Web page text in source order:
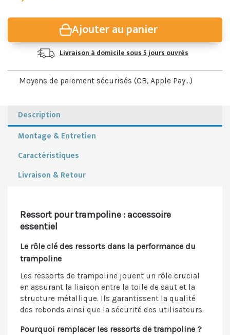
Compatibilité :
structure métallique.
À remplacer à l’unité ou en lot pour un rebond
équilibré et sécurisé.
Ajouter au panier
Livraison à domicile sous 5 jours ouvrés
Moyens de paiement sécurisés (CB, Apple Pay...)
Description
Montage & Entretien
Caractéristiques
Livraison & Retour
Ressort pour trampoline : accessoire
essentiel
Le rôle clé des ressorts dans la performance du
trampoline
Les ressorts de trampoline jouent un rôle crucial
en assurant la liaison entre la toile de saut et la
structure métallique. Ils garantissent la qualité
des rebonds ainsi que la sécurité des utilisateurs.
Pourquoi remplacer les ressorts de trampoline ?